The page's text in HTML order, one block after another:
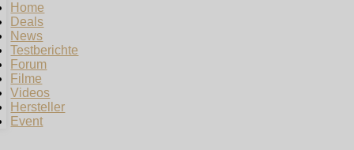
Home
Deals
News
Testberichte
Forum
Filme
Videos
Hersteller
Event